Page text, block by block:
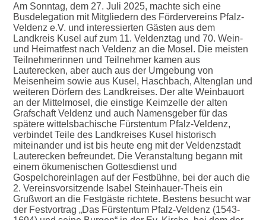
Am Sonntag, dem 27. Juli 2025, machte sich eine
Busdelegation mit Mitgliedern des Fördervereins Pfalz-
Veldenz e.V. und interessierten Gästen aus dem
Landkreis Kusel auf zum 11. Veldenztag und 70. Wein-
und Heimatfest nach Veldenz an die Mosel. Die meisten
Teilnehmerinnen und Teilnehmer kamen aus
Lauterecken, aber auch aus der Umgebung von
Meisenheim sowie aus Kusel, Haschbach, Altenglan und
weiteren Dörfern des Landkreises. Der alte Weinbauort
an der Mittelmosel, die einstige Keimzelle der alten
Grafschaft Veldenz und auch Namensgeber für das
spätere wittelsbachische Fürstentum Pfalz-Veldenz,
verbindet Teile des Landkreises Kusel historisch
miteinander und ist bis heute eng mit der Veldenzstadt
Lauterecken befreundet. Die Veranstaltung begann mit
einem ökumenischen Gottesdienst und
Gospelchoreinlagen auf der Festbühne, bei der auch die
2. Vereinsvorsitzende Isabel Steinhauer-Theis ein
Grußwort an die Festgäste richtete. Bestens besucht war
der Festvortrag „Das Fürstentum Pfalz-Veldenz (1543-